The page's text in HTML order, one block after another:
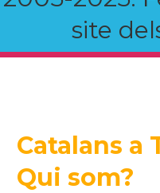
site
Catalans a
Qui som?